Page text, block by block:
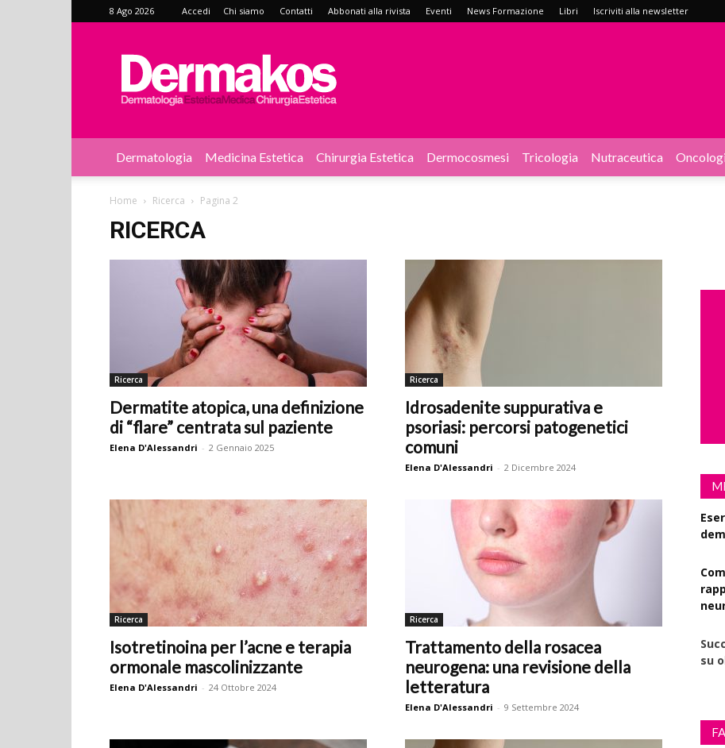
8 Ago 2026 Accedi Chi siamo Contatti Abbonati alla rivista Eventi News Formazione Libri Iscriviti alla newsletter
Dermakos
Dermatologia Medicina Estetica Chirurgia Estetica Dermocosmesi Tricologia Nutraceutica
Home Ricerca Pagina 2
RICERCA
Ricerca
Dermatite atopica, una definizione
di “flare” centrata sul paziente
Elena D'Alessandri - 2 Gennaio 2025
Ricerca
Idrosadenite suppurativa e
psoriasi: percorsi patogenetici
comuni
Elena D'Alessandri - 2 Dicembre 2024
Ricerca
Isotretinoina per l’acne e terapia
ormonale mascolinizzante
Elena D'Alessandri - 24 Ottobre 2024
Ricerca
Trattamento della rosacea
neurogena: una revisione della
letteratura
Elena D'Alessandri - 9 Settembre 2024
su